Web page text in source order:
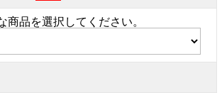
商品を選択してください。